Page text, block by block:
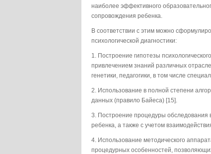
наиболее эффективного
сопровождения ребенка.
В соответствии с этим можно
психологической диагностики:
1. Построение гипотезы
привлечением знаний различных
генетики, педагогики, в том числе
2. Использование в полной степени
данных (правило Байеса) [15].
3. Построение процедуры обследования
ребенка, а также с учетом
4. Использование методического
процедурных особенностей,